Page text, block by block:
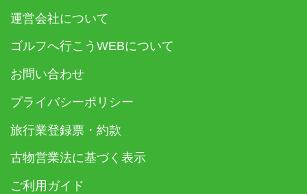
運営会社について
ゴルフへ行こうWEBについて
お問い合わせ
プライバシーポリシー
旅行業登録票・約款
古物営業法に基づく表示
ご利用ガイド